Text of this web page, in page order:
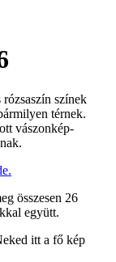
színek
térnek.
vászonkép-
összesen 26
együtt.
itt a fő kép